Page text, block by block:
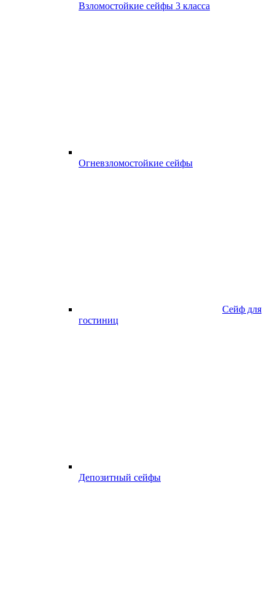
Взломостойкие сейфы 3 класса
Огневзломостойкие сейфы
Сейф для
гостиниц
Депозитный сейфы